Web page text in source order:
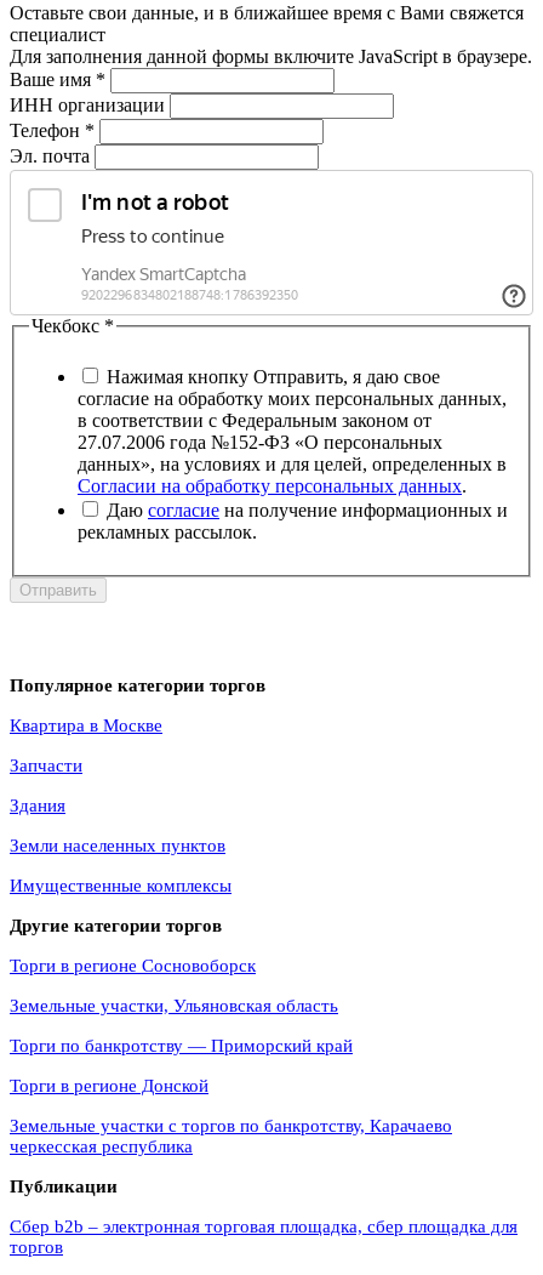
Оставьте свои данные, и в ближайшее время с Вами свяжется
специалист
Для заполнения данной формы включите JavaScript в браузере.
Ваше имя *
ИНН организации
Телефон *
Эл. почта
Чекбокс *
Нажимая кнопку Отправить, я даю свое
согласие на обработку моих персональных данных,
в соответствии с Федеральным законом от
27.07.2006 года №152-ФЗ «О персональных
данных», на условиях и для целей, определенных в
Согласии на обработку персональных данных.
Даю согласие на получение информационных и
рекламных рассылок.
Отправить
Популярное категории торгов
Квартира в Москве
Запчасти
Здания
Земли населенных пунктов
Имущественные комплексы
Другие категории торгов
Торги в регионе Сосновоборск
Земельные участки, Ульяновская область
Торги по банкротству — Приморский край
Торги в регионе Донской
Земельные участки с торгов по банкротству, Карачаево
черкесская республика
Публикации
Сбер b2b – электронная торговая площадка, сбер площадка для
торгов